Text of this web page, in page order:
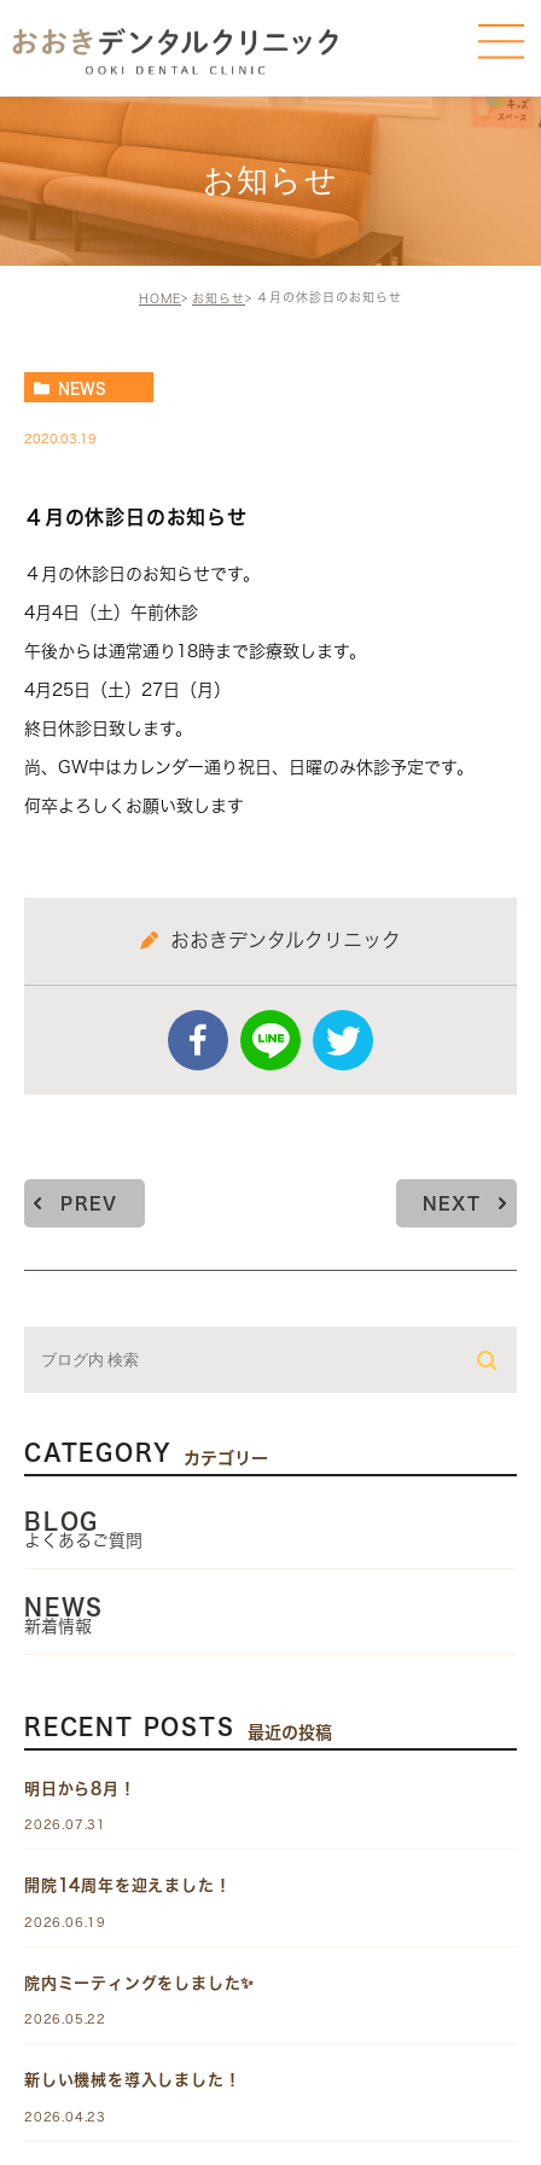
お知らせ
HOME お知らせ ４月の休診日のお知らせ
NEWS
2020.03.19
４月の休診日のお知らせ
４月の休診日のお知らせです。
4月4日（土）午前休診
午後からは通常通り18時まで診療致します。
4月25日（土）27日（月）
終日休診日致します。
尚、GW中はカレンダー通り祝日、日曜のみ休診予定です。
何卒よろしくお願い致します
おおきデンタルクリニック
PREV NEXT
CATEGORY カテゴリー
BLOG
よくあるご質問
NEWS
新着情報
RECENT POSTS 最近の投稿
明日から8月！
2026.07.31
開院14周年を迎えました！
2026.06.19
院内ミーティングをしました✨
2026.05.22
新しい機械を導入しました！
2026.04.23